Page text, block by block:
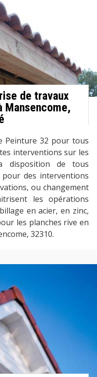
de travaux
Mansencome,
Peinture 32 pour tous
interventions sur les
disposition de tous
des interventions
ou changement
les opérations
en acier, en zinc,
les planches rive en
32310.